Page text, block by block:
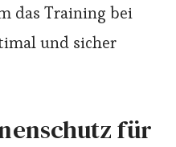
das Training bei
und sicher
für